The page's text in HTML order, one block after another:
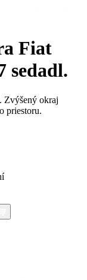
Fiat
sedadl.
Zvýšený okraj
priestoru.